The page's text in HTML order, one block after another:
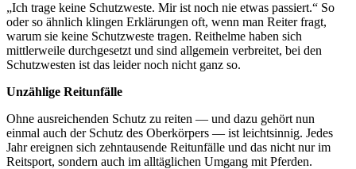
„Ich trage keine Schutzweste. Mir ist noch nie etwas passiert.“ So
oder so ähnlich klingen Erklärungen oft, wenn man Reiter fragt,
warum sie keine Schutzweste tragen. Reithelme haben sich
mittlerweile durchgesetzt und sind allgemein verbreitet, bei den
Schutzwesten ist das leider noch nicht ganz so.
Unzählige Reitunfälle
Ohne ausreichenden Schutz zu reiten — und dazu gehört nun
einmal auch der Schutz des Oberkörpers — ist leichtsinnig. Jedes
Jahr ereignen sich zehntausende Reitunfälle und das nicht nur im
Reitsport, sondern auch im alltäglichen Umgang mit Pferden.